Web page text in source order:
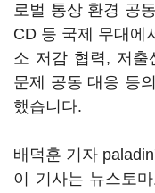
로벌 통상 환경 공
CD 등 국제 무대에
소 저감 협력, 저출
문제 공동 대응 등
했습니다.
배덕훈 기자
이 기사는 뉴스토